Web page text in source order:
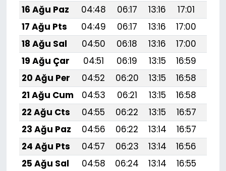
16 Ağu Paz
04:48 06:17 13:16 17:01
17 Ağu Pts
04:49 06:17 13:16 17:00
18 Ağu Sal
04:50 06:18 13:16 17:00
19 Ağu Çar
04:51 06:19 13:15 16:59
20 Ağu Per
04:52 06:20 13:15 16:58
21 Ağu Cum
04:53 06:21 13:15 16:58
22 Ağu Cts
04:55 06:22 13:15 16:57
23 Ağu Paz
04:56 06:22 13:14 16:57
24 Ağu Pts
04:57 06:23 13:14 16:56
25 Ağu Sal
04:58 06:24 13:14 16:55